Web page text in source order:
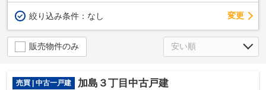
絞り込み条件： なし 変更
販売物件のみ
売買 | 中古一戸建 加島３丁目中古戸建